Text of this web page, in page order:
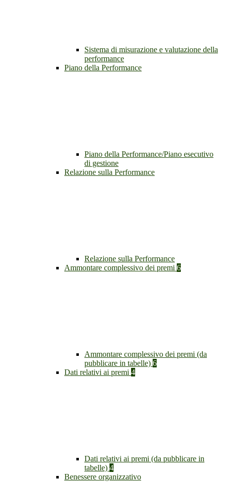
Sistema di misurazione e valutazione della
performance
Piano della Performance
Piano della Performance/Piano esecutivo
di gestione
Relazione sulla Performance
Relazione sulla Performance
Ammontare complessivo dei premi 6
Ammontare complessivo dei premi (da
pubblicare in tabelle) 6
Dati relativi ai premi 4
Dati relativi ai premi (da pubblicare in
tabelle) 4
Benessere organizzativo